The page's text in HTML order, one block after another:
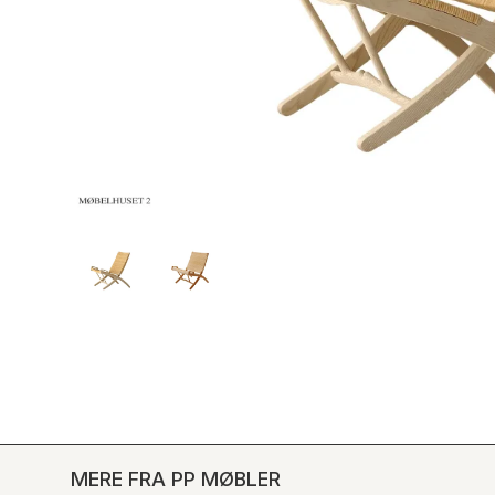
MERE FRA PP MØBLER